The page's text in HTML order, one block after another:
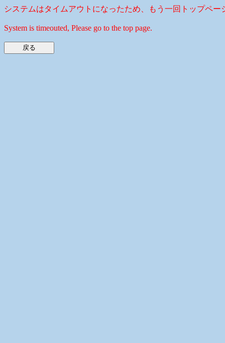
システムはタイムアウトになったため、もう一回トップペー
System is timeouted, Please go to the top page.